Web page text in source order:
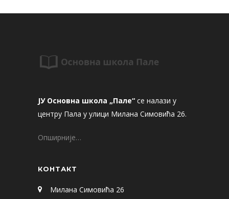
ЈУ Основна школа „Пале“ се налази у
центру Пала у улици Милана Симовића 26.
Опширније…
КОНТАКТ
Милана Симовића 26